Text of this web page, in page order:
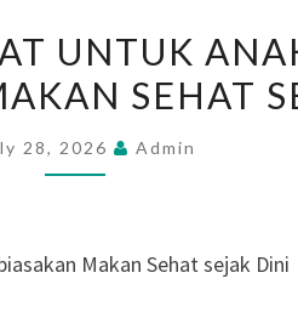
SEHAT
UNTUK
CARA
SEHAT
UNTUK
SEHAT
28, 2026 Admin
Makan Sehat sejak Dini